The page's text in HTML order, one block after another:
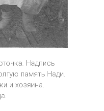
Надпись
память Нади.
и хозяина.